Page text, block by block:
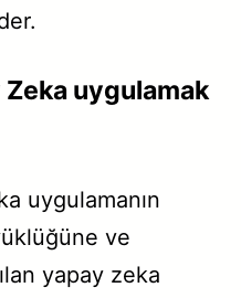
uygulamak
uygulamanın
ve
yapay zeka